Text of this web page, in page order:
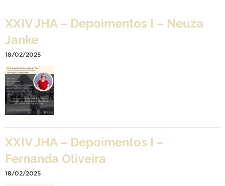
XXIV JHA – Depoimentos I – Neuza
Janke
18/02/2025
XXIV JHA – Depoimentos I –
Fernanda Oliveira
18/02/2025